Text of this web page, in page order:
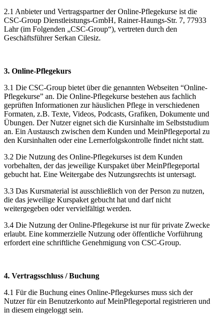
2.1 Anbieter und Vertragspartner der Online-Pflegekurse ist die
CSC-Group Dienstleistungs-GmbH, Rainer-Haungs-Str. 7, 77933
Lahr (im Folgenden „CSC-Group“), vertreten durch den
Geschäftsführer Serkan Cilesiz.
3. Online-Pflegekurs
3.1 Die CSC-Group bietet über die genannten Webseiten “Online-
Pflegekurse” an. Die Online-Pflegekurse bestehen aus fachlich
geprüften Informationen zur häuslichen Pflege in verschiedenen
Formaten, z.B. Texte, Videos, Podcasts, Grafiken, Dokumente und
Übungen. Der Nutzer eignet sich die Kursinhalte im Selbststudium
an. Ein Austausch zwischen dem Kunden und MeinPflegeportal zu
den Kursinhalten oder eine Lernerfolgskontrolle findet nicht statt.
3.2 Die Nutzung des Online-Pflegekurses ist dem Kunden
vorbehalten, der das jeweilige Kurspaket über MeinPflegeportal
gebucht hat. Eine Weitergabe des Nutzungsrechts ist untersagt.
3.3 Das Kursmaterial ist ausschließlich von der Person zu nutzen,
die das jeweilige Kurspaket gebucht hat und darf nicht
weitergegeben oder vervielfältigt werden.
3.4 Die Nutzung der Online-Pflegekurse ist nur für private Zwecke
erlaubt. Eine kommerzielle Nutzung oder öffentliche Vorführung
erfordert eine schriftliche Genehmigung von CSC-Group.
4. Vertragsschluss / Buchung
4.1 Für die Buchung eines Online-Pflegekurses muss sich der
Nutzer für ein Benutzerkonto auf MeinPflegeportal registrieren und
in diesem eingeloggt sein.